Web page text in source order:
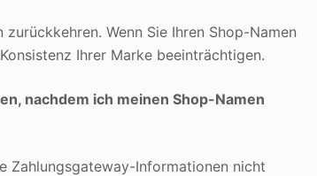
Wenn Sie Ihren Shop-Namen
Ihrer Marke beeinträchtigen.
nachdem ich meinen Shop-Namen
Zahlungsgateway-Informationen nicht